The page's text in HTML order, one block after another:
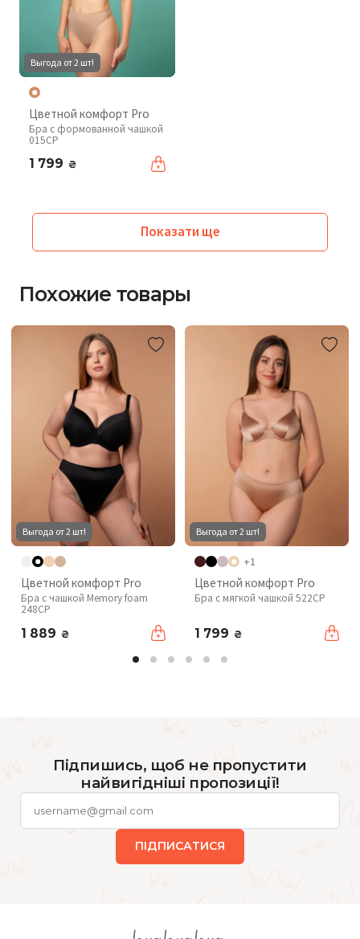
Выгода от 2 шт!
Цветной комфорт Pro
Бра с формованной чашкой
015CP
1 799 ₴
Показати ще
Похожие товары
Выгода от 2 шт!
Цветной комфорт Pro
Бра с чашкой Memory foam
248CP
1 889 ₴
Выгода от 2 шт!
+1
Цветной комфорт Pro
Бра с мягкой чашкой 522CP
1 799 ₴
Підпишись, щоб не пропустити
найвигідніші пропозиції!
ПІДПИСАТИСЯ